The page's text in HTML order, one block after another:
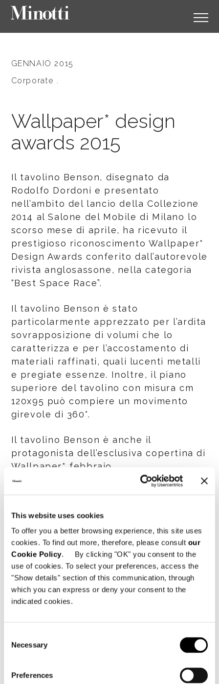
This website uses cookies
To offer you a better browsing experience, this site uses
cookies. To find out more, therefore, please consult our
Cookie Policy. By clicking "OK" you consent to the
use of cookies. To select your preferences, access the
"Show details" section of this communication, through
which you can express or deny your consent to the
indicated cookies.
Selection
Necessary
Preferences
VIEW GALLERY
GENNAIO 2015
Corporate .
Wallpaper* design
awards 2015
Il tavolino Benson, disegnato da
Rodolfo Dordoni e presentato
nell’ambito del lancio della Collezione
2014 al Salone del Mobile di Milano lo
scorso mese di aprile, ha ricevuto il
prestigioso riconoscimento Wallpaper*
Design Awards conferito dall’autorevole
rivista anglosassone, nella categoria
“Best Space Race”.
Il tavolino Benson è stato
particolarmente apprezzato per l’ardita
sovrapposizione di volumi che lo
caratterizza e per l’accostamento di
materiali raffinati, quali lucenti metalli
e pregiate essenze. Inoltre, il piano
superiore del tavolino con misura cm
120x95 può compiere un movimento
girevole di 360°.
Il tavolino Benson è anche il
protagonista dell’esclusiva copertina di
Wallpaper* febbraio.
TORNA ALLA LISTA NEWS